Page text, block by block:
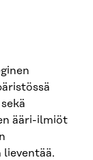
ääri-ilmiöt
lieventää.